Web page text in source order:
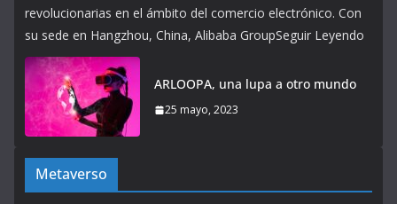
revolucionarias en el ámbito del comercio electrónico. Con
su sede en Hangzhou, China, Alibaba GroupSeguir Leyendo
ARLOOPA, una lupa a otro mundo
25 mayo, 2023
Metaverso